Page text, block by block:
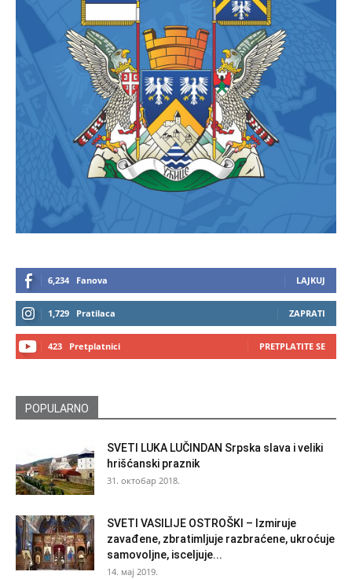
6,234 Fanova LAJKUJ
1,729 Pratilaca ZAPRATI
423 Pretplatnici PRETPLATITE SE
POPULARNO
SVETI LUKA LUČINDAN Srpska slava i veliki
hrišćanski praznik
31. октобар 2018.
SVETI VASILIJE OSTROŠKI – Izmiruje
zavađene, zbratimljuje razbraćene, ukroćuje
samovoljne, isceljuje...
14. мај 2019.